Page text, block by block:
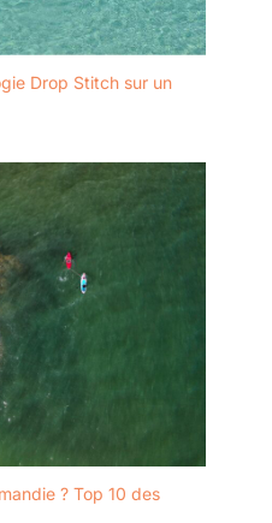
Drop Stitch sur un
? Top 10 des